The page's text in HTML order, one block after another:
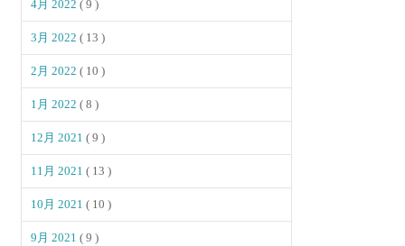
4月 2022( 9 )
3月 2022( 13 )
2月 2022( 10 )
1月 2022( 8 )
12月 2021( 9 )
11月 2021( 13 )
10月 2021( 10 )
9月 2021( 9 )